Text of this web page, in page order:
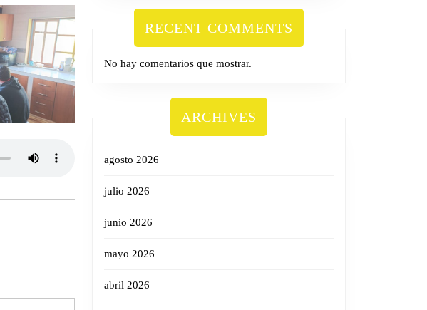
RECENT COMMENTS
No hay comentarios que mostrar.
ARCHIVES
agosto 2026
julio 2026
junio 2026
mayo 2026
abril 2026